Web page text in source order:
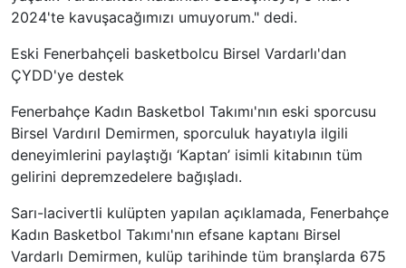
2024'te kavuşacağımızı umuyorum." dedi.
Eski Fenerbahçeli basketbolcu Birsel Vardarlı'dan
ÇYDD'ye destek
Fenerbahçe Kadın Basketbol Takımı'nın eski sporcusu
Birsel Vardırıl Demirmen, sporculuk hayatıyla ilgili
deneyimlerini paylaştığı ‘Kaptan’ isimli kitabının tüm
gelirini depremzedelere bağışladı.
Sarı-lacivertli kulüpten yapılan açıklamada, Fenerbahçe
Kadın Basketbol Takımı'nın efsane kaptanı Birsel
Vardarlı Demirmen, kulüp tarihinde tüm branşlarda 675